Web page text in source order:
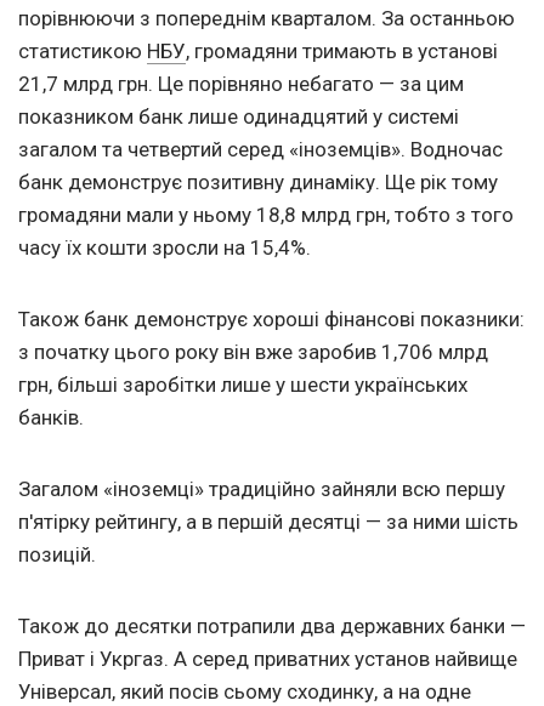
порівнюючи з попереднім кварталом. За останньою
статистикою НБУ, громадяни тримають в установі
21,7 млрд грн. Це порівняно небагато — за цим
показником банк лише одинадцятий у системі
загалом та четвертий серед «іноземців». Водночас
банк демонструє позитивну динаміку. Ще рік тому
громадяни мали у ньому 18,8 млрд грн, тобто з того
часу їх кошти зросли на 15,4%.
Також банк демонструє хороші фінансові показники:
з початку цього року він вже заробив 1,706 млрд
грн, більші заробітки лише у шести українських
банків.
Загалом «іноземці» традиційно зайняли всю першу
п'ятірку рейтингу, а в першій десятці — за ними шість
позицій.
Також до десятки потрапили два державних банки —
Приват і Укргаз. А серед приватних установ найвище
Універсал, який посів сьому сходинку, а на одне